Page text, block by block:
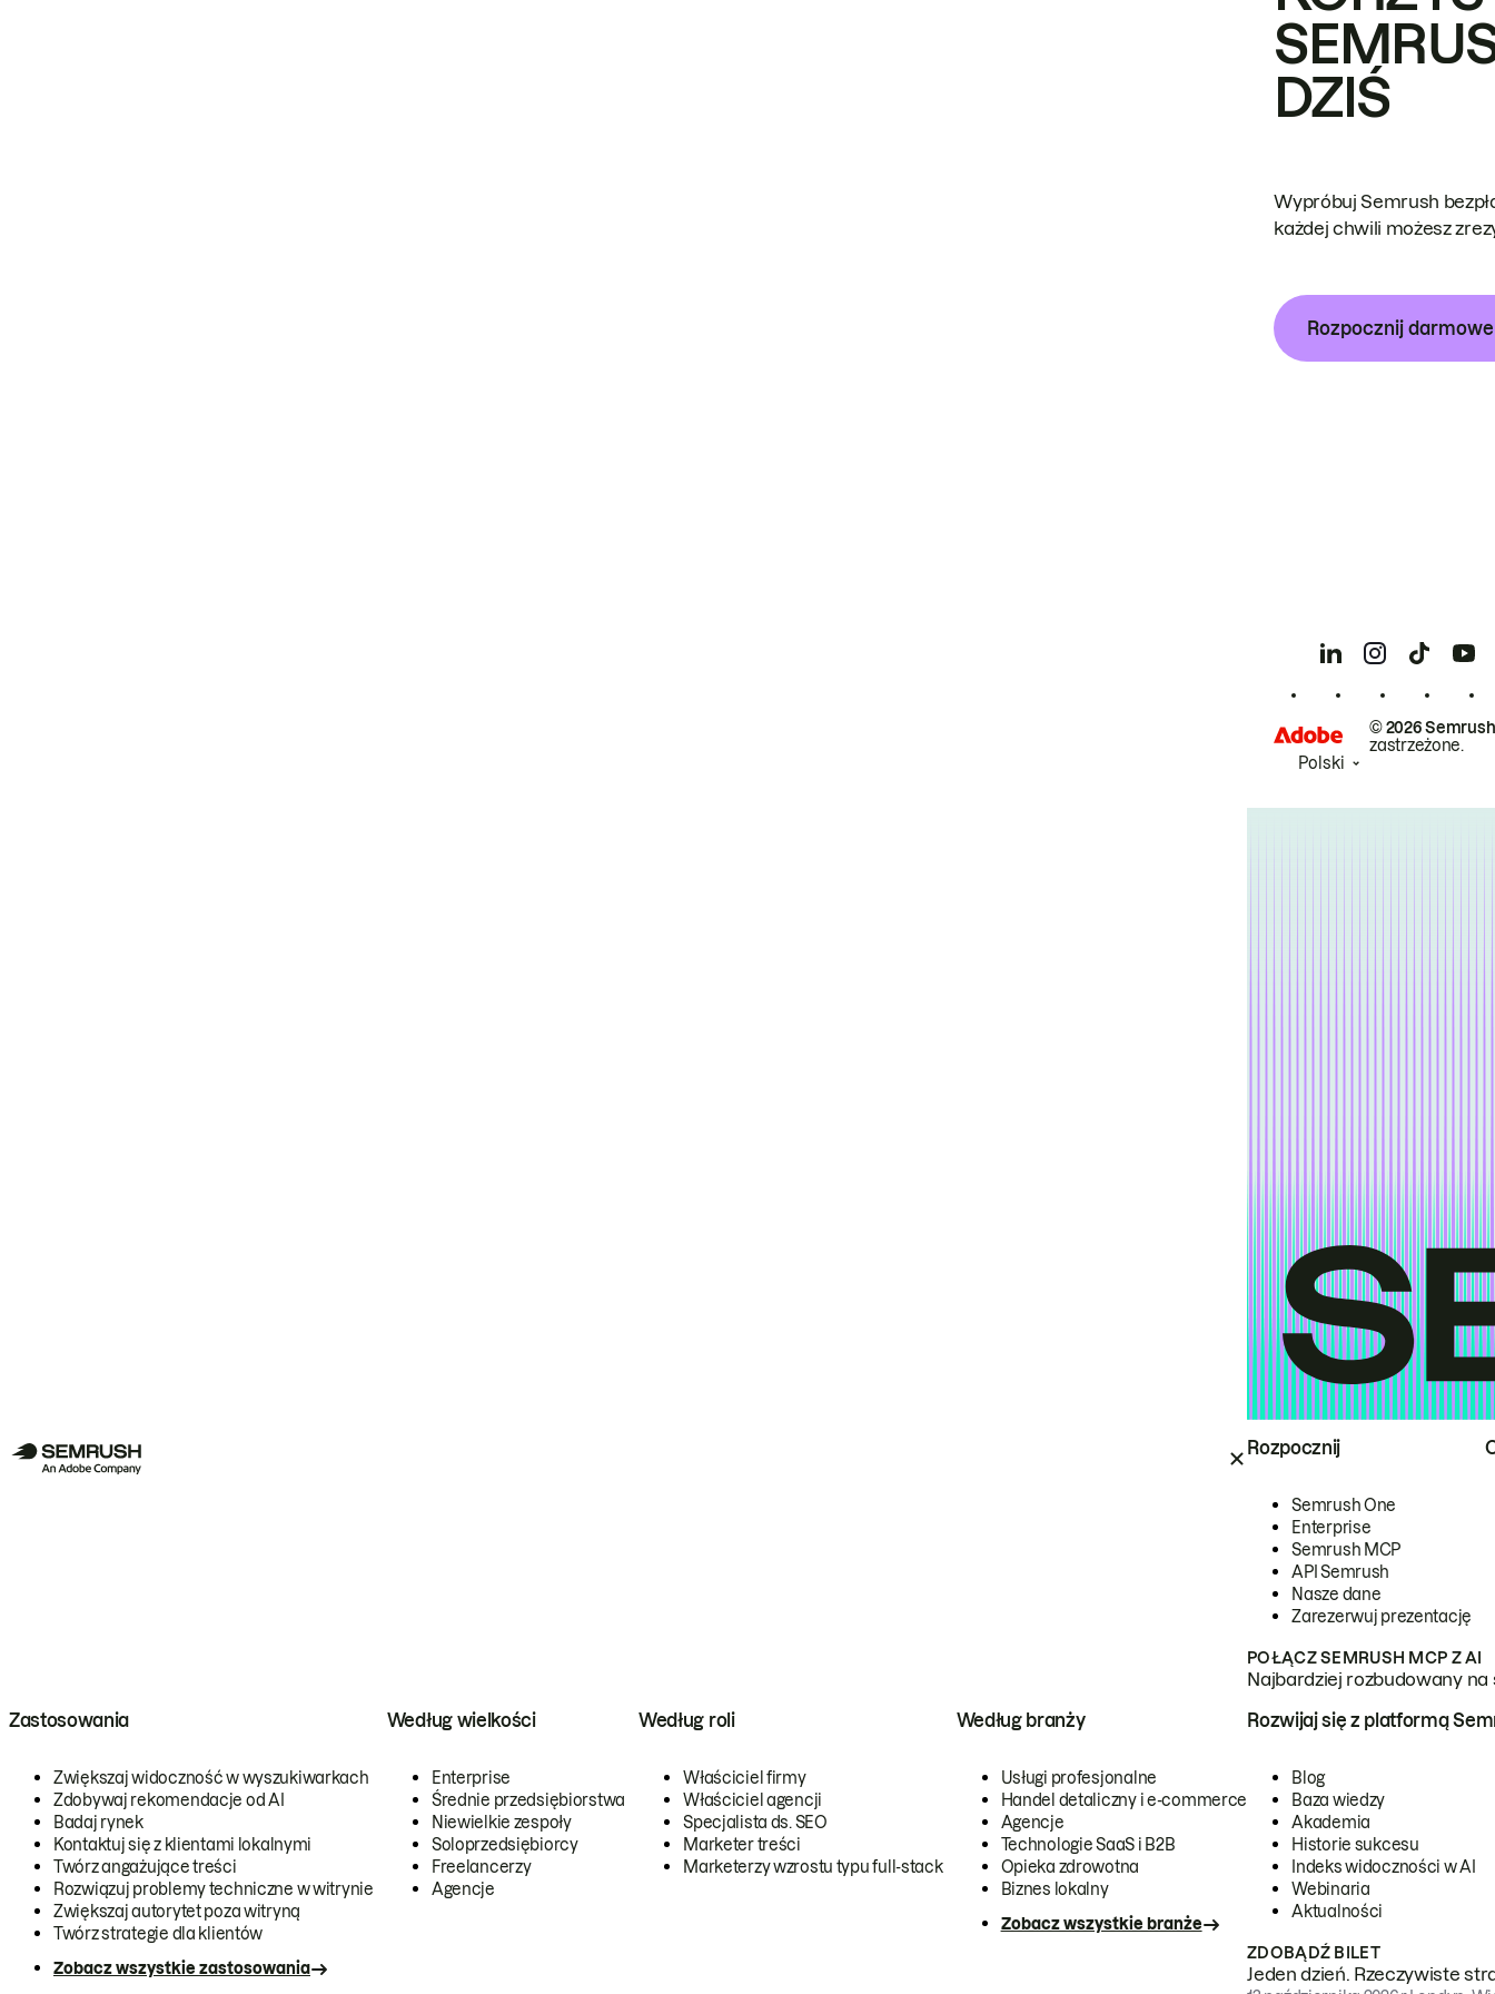
Rozpocznij
Semrush One
Enterprise
Semrush MCP
API Semrush
Nasze dane
Zarezerwuj prezentację
POŁĄCZ SEMRUSH MCP Z AI
Najbardziej rozbudowany
Zastosowania
Zwiększaj widoczność w wyszukiwarkach
Zdobywaj rekomendacje od AI
Badaj rynek
Kontaktuj się z klientami lokalnymi
Twórz angażujące treści
Rozwiązuj problemy techniczne w witrynie
Zwiększaj autorytet poza witryną
Twórz strategie dla klientów
Zobacz wszystkie zastosowania
Według wielkości
Enterprise
Średnie przedsiębiorstwa
Niewielkie zespoły
Soloprzedsiębiorcy
Freelancerzy
Agencje
Według roli
Właściciel firmy
Właściciel agencji
Specjalista ds. SEO
Marketer treści
Marketerzy wzrostu typu full-stack
Według branży
Usługi profesjonalne
Handel detaliczny i e-commerce
Agencje
Technologie SaaS i B2B
Opieka zdrowotna
Biznes lokalny
Zobacz wszystkie branże
Rozwijaj się z platformą
Blog
Baza wiedzy
Akademia
Historie sukcesu
Indeks widoczności w AI
Webinaria
Aktualności
ZDOBĄDŹ BILET
Jeden dzień. Rzeczywiste
DZIŚ
Wypróbuj Semrush
każdej chwili możesz
Rozpocznij
© 2026
zastrzeżone.
Polski